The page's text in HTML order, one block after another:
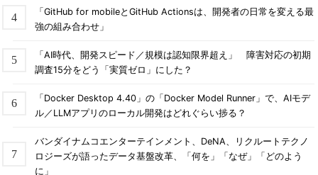
「GitHub for mobileとGitHub Actionsは、開発者の日常を変える最
強の組み合わせ」
「AI時代、開発スピード／規模は認知限界超え」 障害対応の初期
調査15分をどう「実質ゼロ」にした？
「Docker Desktop 4.40」の「Docker Model Runner」で、AIモデ
ル／LLMアプリのローカル開発はどれぐらい捗る？
バンダイナムコエンターテインメント、DeNA、リクルートテクノ
ロジーズが語ったデータ基盤改革、「何を」「なぜ」「どのよう
に」